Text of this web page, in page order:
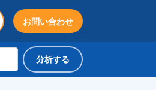
お問い合わせ
分析する